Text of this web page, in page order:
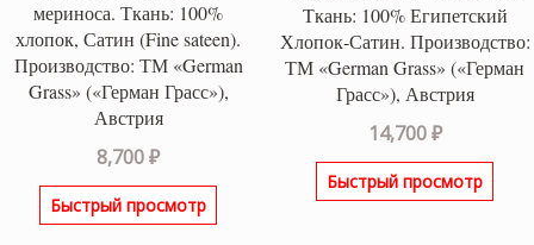
мериноса. Ткань: 100%
хлопок, Сатин (Fine sateen).
Производство: ТМ «German
Grass» («Герман Грасс»),
Австрия
8,700₽
Быстрый просмотр
Ткань: 100% Египетский
Хлопок-Сатин. Производство:
ТМ «German Grass» («Герман
Грасс»), Австрия
14,700₽
Быстрый просмотр